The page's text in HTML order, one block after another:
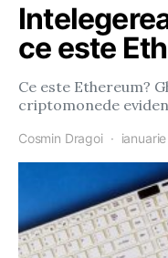
ce este
Ce este Ethereum?
criptomonede
Cosmin Dragoi